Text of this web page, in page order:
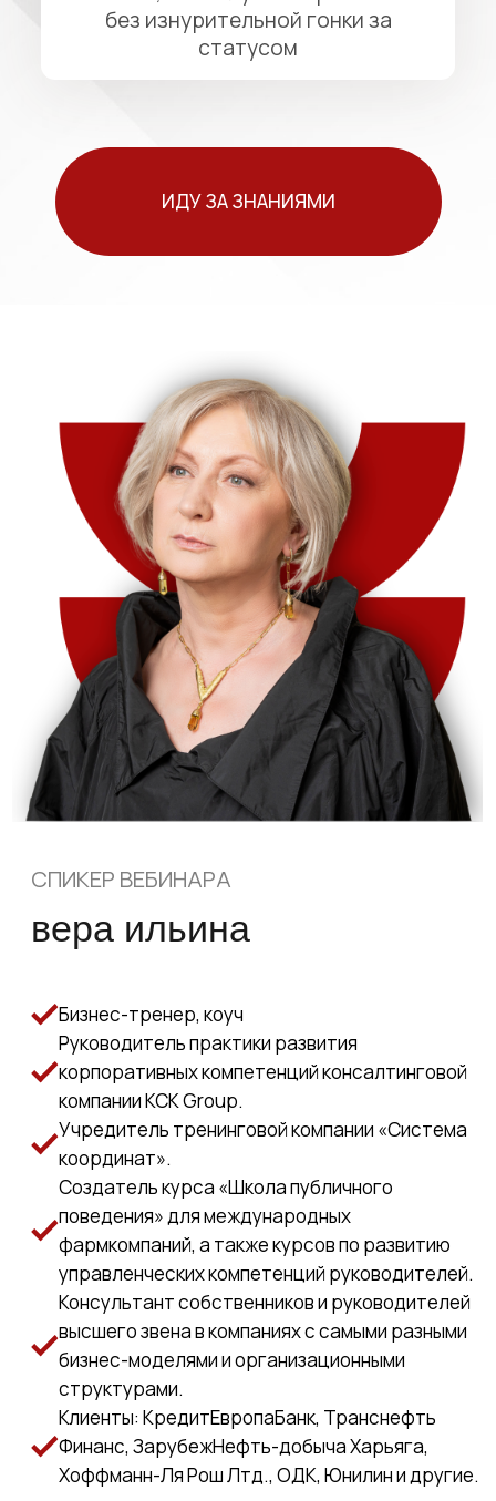
вера ильина
Бизнес-тренер, коуч
Руководитель практики развития
корпоративных компетенций консалтинговой
компании КСК Group.
Учредитель тренинговой компании «Система
координат».
Создатель курса «Школа публичного
поведения» для международных
фармкомпаний, а также курсов по развитию
управленческих компетенций руководителей.
Консультант собственников и руководителей
высшего звена в компаниях с самыми разными
бизнес-моделями и организационными
Финанс, ЗарубежНефть-добыча Харьяга,
Узнайте, как стать«опасно
осознанными»
социальными играми!
Вас ждёт интерактивная подача
материала, практические кейсы и
примеры, ответы на вопросы,чек-лист с
типами ролей в команде и
рекомендациями для работы над
собой.